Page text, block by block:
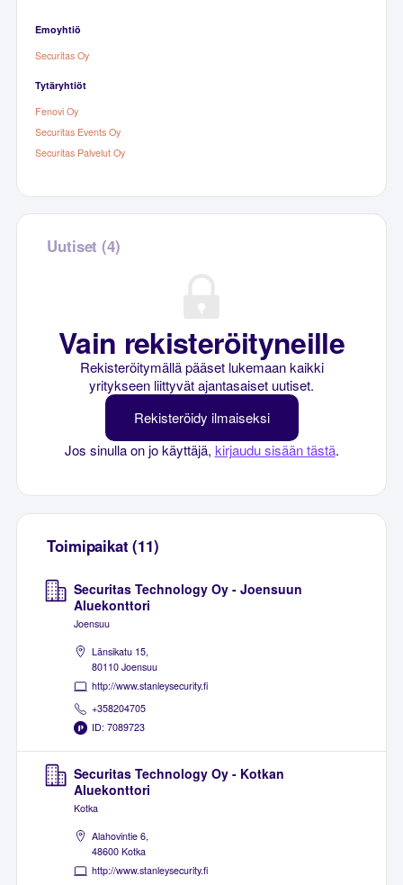
Emoyhtiö
Securitas Oy
Tytäryhtiöt
Fenovi Oy
Securitas Events Oy
Securitas Palvelut Oy
Uutiset (4)
Vain rekisteröityneille
Rekisteröitymällä pääset lukemaan kaikki
yritykseen liittyvät ajantasaiset uutiset.
Rekisteröidy ilmaiseksi
Jos sinulla on jo käyttäjä, kirjaudu sisään tästä.
Toimipaikat (11)
Securitas Technology Oy - Joensuun
Aluekonttori
Joensuu
Länsikatu 15,
80110 Joensuu
http://www.stanleysecurity.fi
+358204705
ID: 7089723
Securitas Technology Oy - Kotkan
Aluekonttori
Kotka
Alahovintie 6,
48600 Kotka
http://www.stanleysecurity.fi